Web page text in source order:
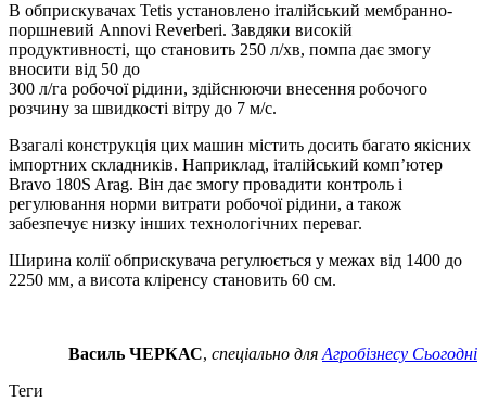
В обприскувачах Tetis установлено італійський мембранно-
поршневий Annovi Reverberi. Завдяки високій
продуктивності, що становить 250 л/хв, помпа дає змогу
вносити від 50 до
300 л/га робочої рідини, здійснюючи внесення робочого
розчину за швидкості вітру до 7 м/с.
Взагалі конструкція цих машин містить досить багато якісних
імпортних складників. Наприклад, італійський комп’ютер
Bravo 180S Arag. Він дає змогу провадити контроль і
регулювання норми витрати робочої рідини, а також
забезпечує низку інших технологічних переваг.
Ширина колії обприскувача регулюється у межах від 1400 до
2250 мм, а висота кліренсу становить 60 см.
Василь ЧЕРКАС, спеціально для Агробізнесу Сьогодні
Теги